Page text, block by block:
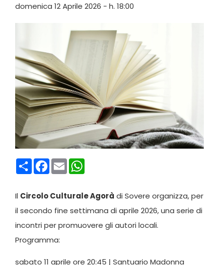
domenica 12 Aprile 2026 - h. 18:00
CondividiFacebook
Email
Il Circolo Culturale Agorà di Sovere organizza, per
il secondo fine settimana di aprile 2026, una serie di
incontri per promuovere gli autori locali.
Programma:
sabato 11 aprile ore 20:45 | Santuario Madonna